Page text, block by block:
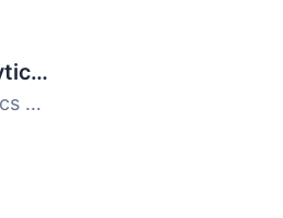
Independent Analytics – WordPress Analytics Plugin
Independent Analytics 是一款簡單易用的 WordPress 分析外掛...